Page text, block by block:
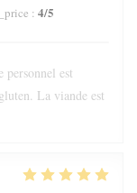
: 4/5
personnel est
La viande est